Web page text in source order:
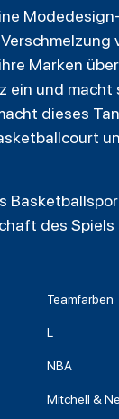
Marken
ein und
dieses
des
Teamfarben
L
NBA
Mitchell &